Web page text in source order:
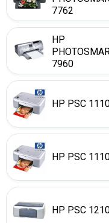
7762
HP
7960
HP PSC
HP PSC
HP PSC